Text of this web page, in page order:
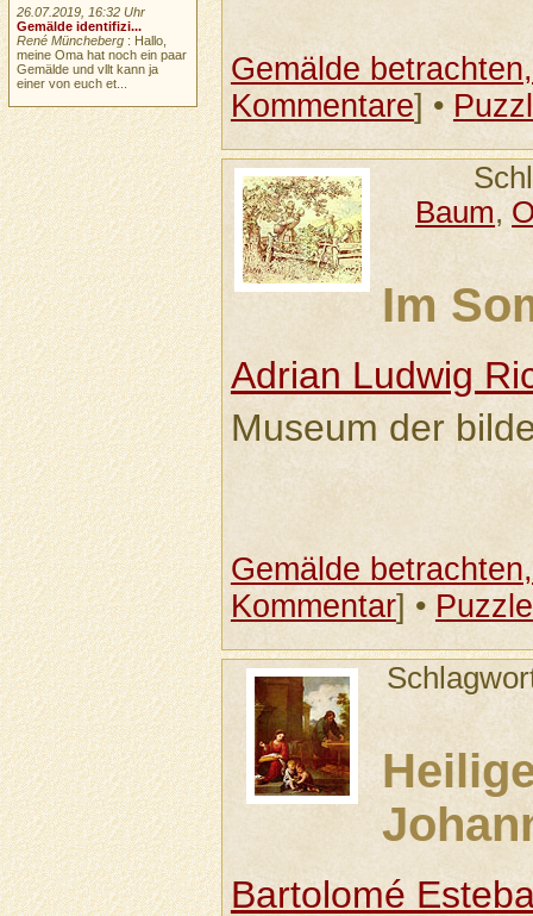
Gemälde
Kommentare] •
Baum,
Im
Adrian Ludwig
Museum der
Gemälde
Kommentar] • Puzzle
Bartolomé
26.07.2019, 16:32 Uhr
Gemälde identifizi...
René Müncheberg : Hallo,
meine Oma hat noch ein paar
Gemälde und vllt kann ja
einer von euch et...